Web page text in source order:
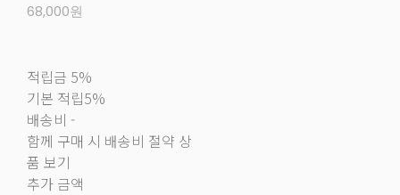
68,000원
적립금 5%
기본 적립5%
배송비 -
함께 구매 시 배송비 절약 상
품 보기
추가 금액